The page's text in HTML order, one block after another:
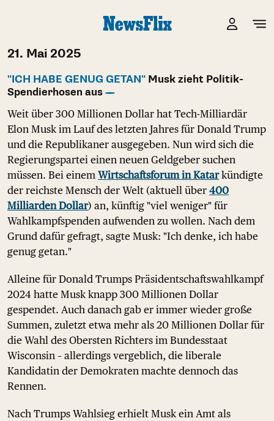
21. Mai 2025
"ICH HABE GENUG GETAN" Musk zieht Politik-
Spendierhosen aus
Weit über 300 Millionen Dollar hat Tech-Milliardär
Elon Musk im Lauf des letzten Jahres für Donald Trump
und die Republikaner ausgegeben. Nun wird sich die
Regierungspartei einen neuen Geldgeber suchen
müssen. Bei einem Wirtschaftsforum in Katarkündigte
der reichste Mensch der Welt (aktuell über 400
Milliarden Dollar) an, künftig "viel weniger" für
Wahlkampfspenden aufwenden zu wollen. Nach dem
Grund dafür gefragt, sagte Musk: "Ich denke, ich habe
genug getan."
Alleine für Donald Trumps Präsidentschaftswahlkampf
2024 hatte Musk knapp 300 Millionen Dollar
gespendet. Auch danach gab er immer wieder große
Summen, zuletzt etwa mehr als 20 Millionen Dollar für
die Wahl des Obersten Richters im Bundesstaat
Wisconsin – allerdings vergeblich, die liberale
Kandidatin der Demokraten machte dennoch das
Rennen.
Nach Trumps Wahlsieg erhielt Musk ein Amt als